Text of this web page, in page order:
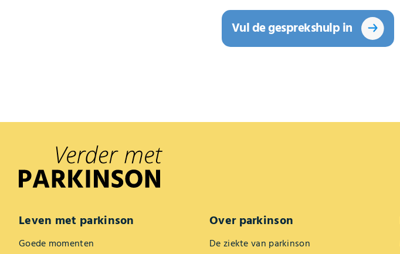
Vul de gesprekshulp in
Leven met parkinson
Goede momenten
Over parkinson
De ziekte van parkinson